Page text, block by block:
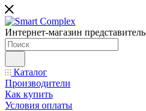
Интернет-магазин
Каталог
Производители
Как купить
Условия оплаты